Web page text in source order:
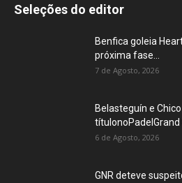
Seleções do editor
Benfica goleia
próxima fase...
7 de Agosto, 2026
Belasteguín e
títulonoPadelGrand
6 de Agosto, 2026
GNR deteve